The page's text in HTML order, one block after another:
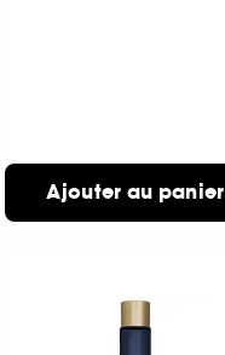
Ajouter au panier